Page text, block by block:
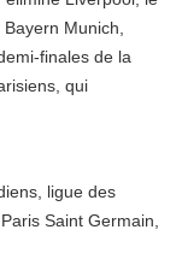
Munich,
finales de la
qui
ligue des
Paris Saint Germain